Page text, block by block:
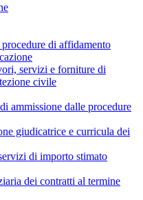
di affidamento
servizi e forniture di
civile
ammissione dalle procedure
giudicatrice e curricula dei
di importo stimato
dei contratti al termine